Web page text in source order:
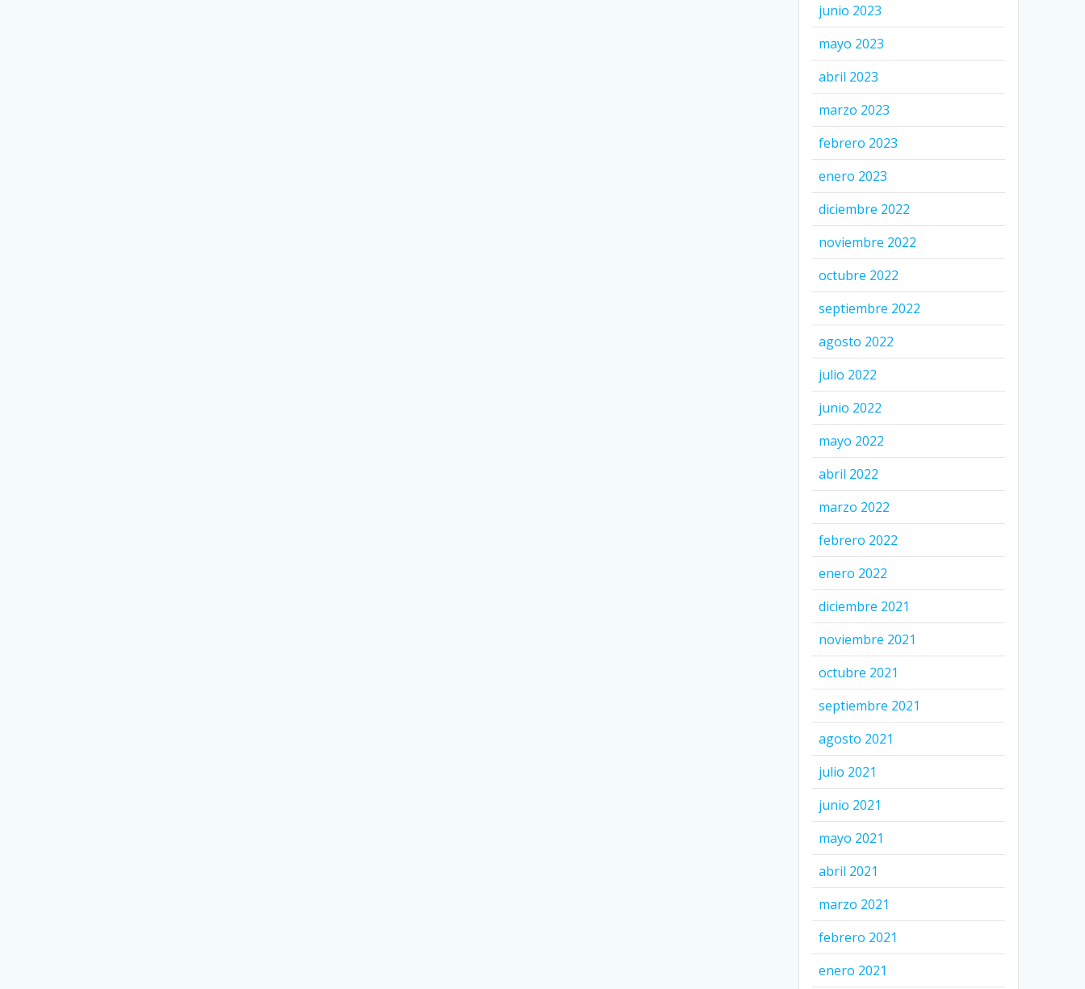
junio 2023
mayo 2023
abril 2023
marzo 2023
febrero 2023
enero 2023
diciembre 2022
noviembre 2022
octubre 2022
septiembre 2022
agosto 2022
julio 2022
junio 2022
mayo 2022
abril 2022
marzo 2022
febrero 2022
enero 2022
diciembre 2021
noviembre 2021
octubre 2021
septiembre 2021
agosto 2021
julio 2021
junio 2021
mayo 2021
abril 2021
marzo 2021
febrero 2021
enero 2021